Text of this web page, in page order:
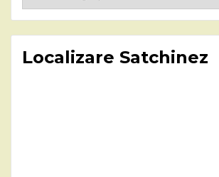
Localizare Satchinez